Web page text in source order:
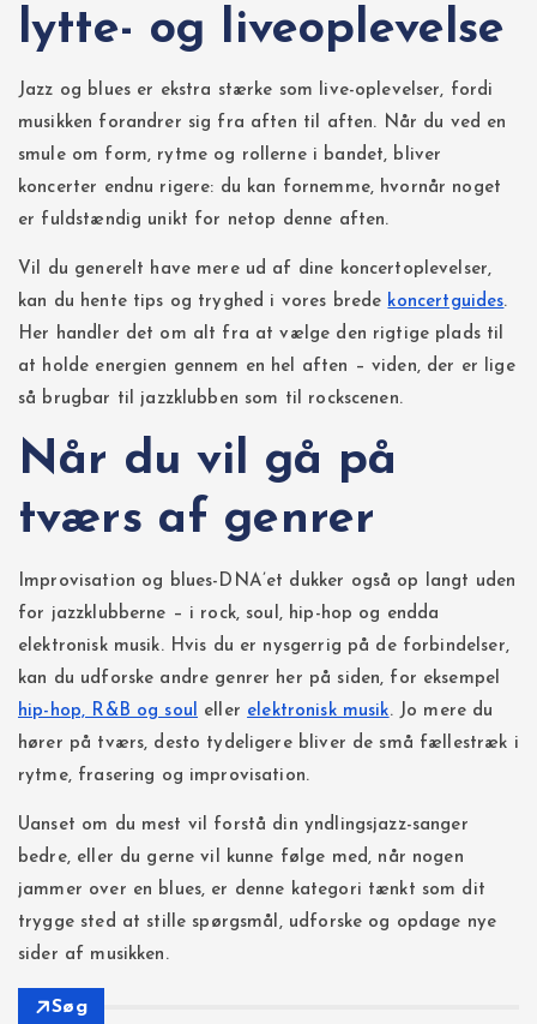
lytte- og liveoplevelse
Jazz og blues er ekstra stærke som live-oplevelser, fordi
musikken forandrer sig fra aften til aften. Når du ved en
smule om form, rytme og rollerne i bandet, bliver
koncerter endnu rigere: du kan fornemme, hvornår noget
er fuldstændig unikt for netop denne aften.
Vil du generelt have mere ud af dine koncertoplevelser,
kan du hente tips og tryghed i vores brede koncertguides.
Her handler det om alt fra at vælge den rigtige plads til
at holde energien gennem en hel aften – viden, der er lige
så brugbar til jazzklubben som til rockscenen.
Når du vil gå på
tværs af genrer
Improvisation og blues-DNA’et dukker også op langt uden
for jazzklubberne – i rock, soul, hip-hop og endda
elektronisk musik. Hvis du er nysgerrig på de forbindelser,
kan du udforske andre genrer her på siden, for eksempel
hip-hop, R&B og soul
eller elektronisk musik. Jo mere du
hører på tværs, desto tydeligere bliver de små fællestræk i
rytme, frasering og improvisation.
Uanset om du mest vil forstå din yndlingsjazz-sanger
bedre, eller du gerne vil kunne følge med, når nogen
jammer over en blues, er denne kategori tænkt som dit
trygge sted at stille spørgsmål, udforske og opdage nye
sider af musikken.
Søg